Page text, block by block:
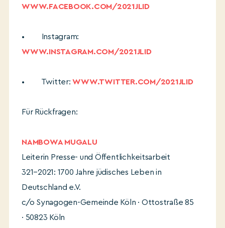
WWW.FACEBOOK.COM/2021JLID
• Instagram:
WWW.INSTAGRAM.COM/2021JLID
• Twitter:WWW.TWITTER.COM/2021JLID
Für Rückfragen:
NAMBOWA MUGALU
Leiterin Presse- und Öffentlichkeitsarbeit
321–2021: 1700 Jahre jüdisches Leben in
Deutschland e.V.
c/o Synagogen-Gemeinde Köln · Ottostraße 85
· 50823 Köln